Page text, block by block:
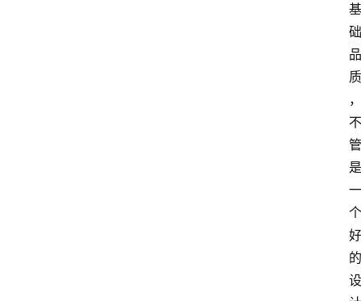
基
础
品
质
，
不
管
是
一
个
好
的
设